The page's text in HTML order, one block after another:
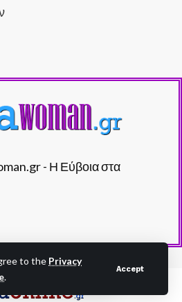
to the Privacy
.
Accept
- Η Εύβοια στα